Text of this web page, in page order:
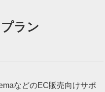
ラン
などのEC販売向けサポ